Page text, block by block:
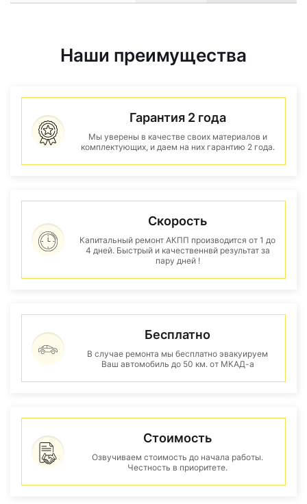
Наши преимущества
Гарантия 2 года
Мы уверены в качестве своих материалов и
комплектующих, и даем на них гарантию 2 года.
Скорость
Капитальный ремонт АКПП производится от 1 до
4 дней. Быстрый и качественнвй результат за
пару дней !
Бесплатно
В случае ремонта мы бесплатно эвакуируем
Ваш автомобиль до 50 км. от МКАД-а
Стоимость
Озвучиваем стоимость до начала работы.
Честность в приоритете.